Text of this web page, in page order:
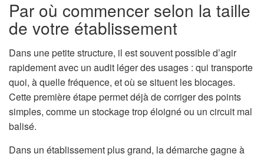
Par où commencer selon la taille
de votre établissement
Dans une petite structure, il est souvent possible d’agir
rapidement avec un audit léger des usages : qui transporte
quoi, à quelle fréquence, et où se situent les blocages.
Cette première étape permet déjà de corriger des points
simples, comme un stockage trop éloigné ou un circuit mal
balisé.
Dans un établissement plus grand, la démarche gagne à